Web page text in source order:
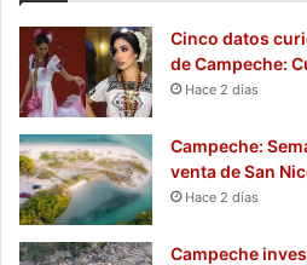
Cinco datos
de Campeche:
Hace 2 días
Campeche:
venta de San
Hace 2 días
Campeche